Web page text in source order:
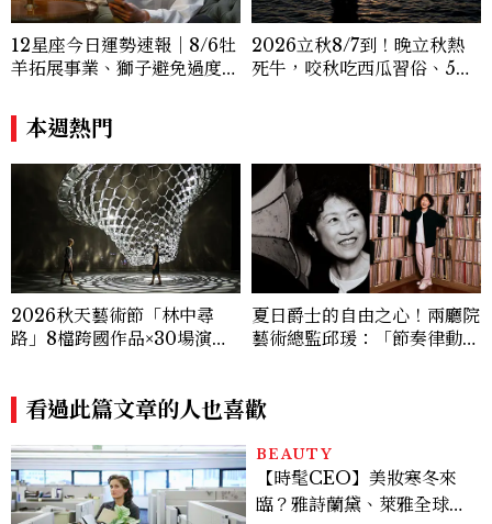
12星座今日運勢速報｜8/6牡
羊拓展事業、獅子避免過度借
2026立秋8/7到！晚立秋熱
死牛，咬秋吃西瓜習俗、5大
本週熱門
2026秋天藝術節「林中尋
路」8檔跨國作品×30場演出×
夏日爵士的自由之心！兩廳院
藝術總監邱瑗：「節奏律動和
看過此篇文章的人也喜歡
BEAUTY
【時髦CEO】美妝寒冬來
臨？雅詩蘭黛、萊雅全球裁